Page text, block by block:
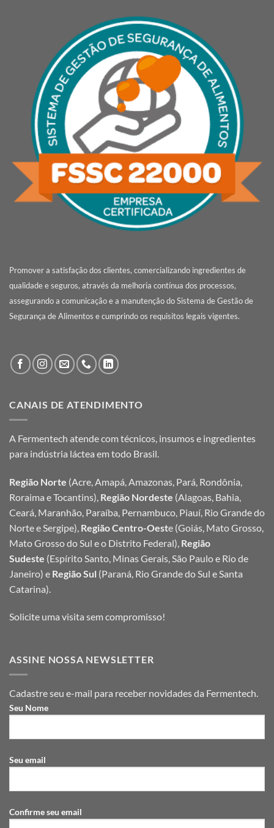
Promover a satisfação dos clientes, comercializando ingredientes de
qualidade e seguros, através da melhoria contínua dos processos,
assegurando a comunicação e a manutenção do Sistema de Gestão de
Segurança de Alimentos e cumprindo os requisitos legais vigentes.
CANAIS DE ATENDIMENTO
A Fermentech atende com técnicos, insumos e ingredientes
para indústria láctea em todo Brasil.
Região Norte (Acre, Amapá, Amazonas, Pará, Rondônia,
Roraima e Tocantins), Região Nordeste (Alagoas, Bahia,
Ceará, Maranhão, Paraíba, Pernambuco, Piauí, Rio Grande do
Norte e Sergipe), Região Centro-Oeste (Goiás, Mato Grosso,
Mato Grosso do Sul e o Distrito Federal), Região
Sudeste (Espírito Santo, Minas Gerais, São Paulo e Rio de
Janeiro) e Região Sul (Paraná, Rio Grande do Sul e Santa
Catarina).
Solicite uma visita sem compromisso!
ASSINE NOSSA NEWSLETTER
Cadastre seu e-mail para receber novidades da Fermentech.
Seu Nome
Seu email
Confirme seu email